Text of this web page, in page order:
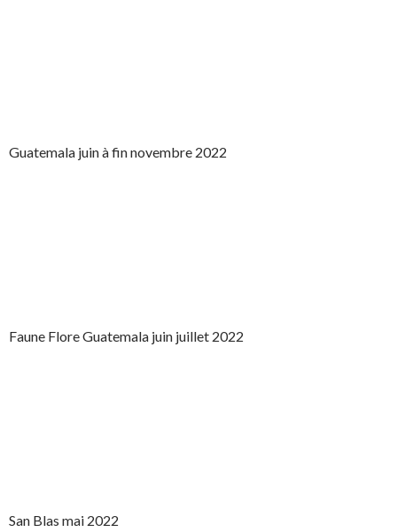
Guatemala juin à fin novembre 2022
Faune Flore Guatemala juin juillet 2022
San Blas mai 2022